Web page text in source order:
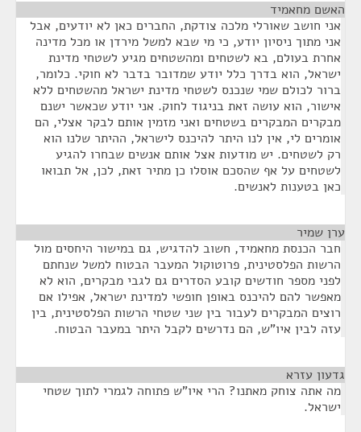
האשם מחאמיד
אני חושב שאורלי מלכה צודקת, החברים כאן לא יודעים, אבל
אני מתוך ניסיון יודע, כי מי שבא למשל מירדן או מכל מדינה
אחרת בעולם, בא לשטחים ומהשטחים מגיע לשטחי מדינת
ישראל, הוא בדרך כלל יודע שמדובר בדבר לא חוקי. כלומר,
ברור לכולם שמי שנכנס לשטחי מדינת ישראל מהשטחים ללא
אישור, הוא עושה זאת בניגוד לחוק. אני יודע שכאשר ישנם
מבקרים המבקרים בשטחים ואני מזמין אותם לבקר אצלי, הם
אומרים לי, אין לנו היתר להיכנס לישראל, ההיתר שלנו הוא
רק לשטחים. יש מודעות אצל אותם אנשים שבחרו להגיע
לשטחים על אף שהסכם אוסלו כן מתיר זאת, לכן, אל תבואו
כאן בטענות לאנשים.
ערן שמיר
חבר הכנסת מחאמיד, חשוב להדגיש, גם במישור היחסים מול
הרשות הפלסטינית, פרוטוקול המעבר הבטוח למשל שנחתם
לפני מספר חודשים קובע הסדרים גם לגבי מבקרים, הוא לא
מאפשר להם להיכנס באופן חופשי למדינת ישראל, אפילו אם
רוצים המבקרים לעבור בין שני שטחי הרשות הפלסטינית, בין
עזה לבין איו"ש, הם נדרשים לקבל היתר במעבר הבטוח.
גדעון עזרא
מה אתה צוחק מאתנו? הרי איו"ש פתוחה לגמרי לתוך שטחי
ישראל.